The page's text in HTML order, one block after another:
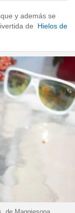
y además se
de Hielos de